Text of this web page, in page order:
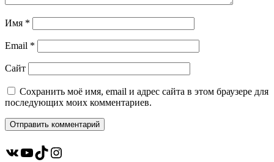
Имя *
Email *
Сайт
Сохранить моё имя, email и адрес сайта в этом браузере для
последующих моих комментариев.
ВКонтакте
YouTube
TikTokInstagram